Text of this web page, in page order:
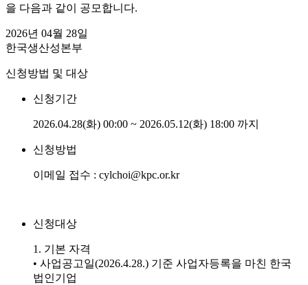
을 다음과 같이 공모합니다.
2026년 04월 28일
한국생산성본부
신청방법 및 대상
신청기간
2026.04.28(화) 00:00 ~ 2026.05.12(화) 18:00 까지
신청방법
이메일 접수 : cylchoi@kpc.or.kr
신청대상
1. 기본 자격
• 사업공고일(2026.4.28.) 기준 사업자등록을 마친 한국
법인기업